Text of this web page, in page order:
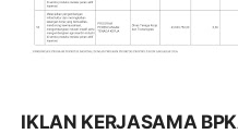
IKLAN KERJASAMA